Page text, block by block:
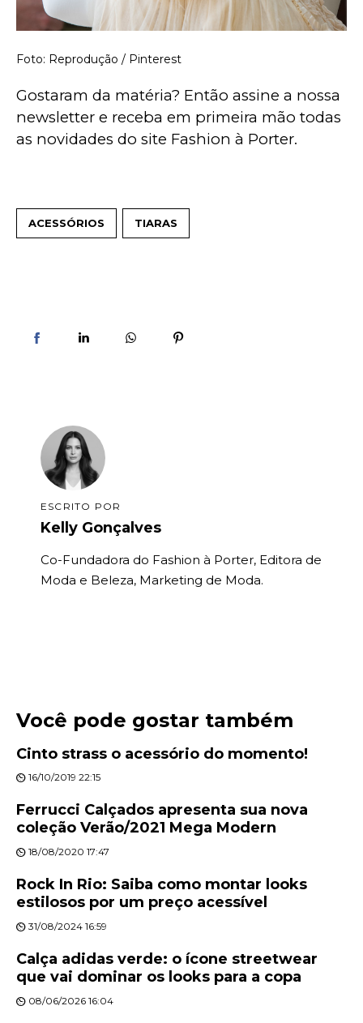
Foto: Reprodução / Pinterest
Gostaram da matéria? Então assine a nossa
newsletter e receba em primeira mão todas
as novidades do site Fashion à Porter.
ACESSÓRIOS TIARAS
ESCRITO POR
Kelly Gonçalves
Co-Fundadora do Fashion à Porter, Editora de
Moda e Beleza, Marketing de Moda.
Você pode gostar também
Cinto strass o acessório do momento!
16/10/2019 22:15
Ferrucci Calçados apresenta sua nova
coleção Verão/2021 Mega Modern
18/08/2020 17:47
Rock In Rio: Saiba como montar looks
estilosos por um preço acessível
31/08/2024 16:59
Calça adidas verde: o ícone streetwear
que vai dominar os looks para a copa
08/06/2026 16:04